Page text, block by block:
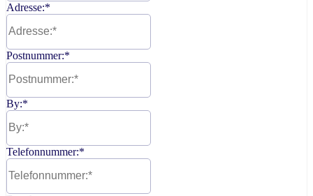
Adresse:*
Postnummer:*
By:*
Telefonnummer:*